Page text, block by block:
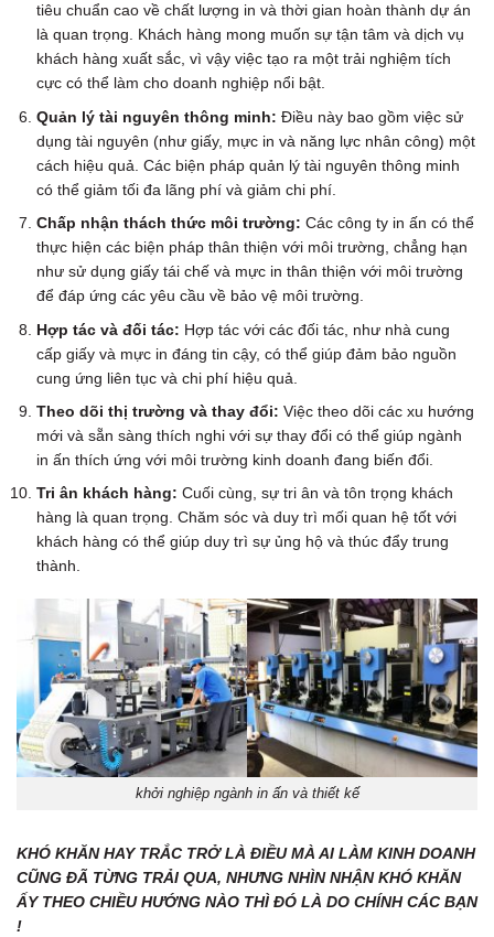
tiêu chuẩn cao về chất lượng in và thời gian hoàn thành dự án
là quan trọng. Khách hàng mong muốn sự tận tâm và dịch vụ
khách hàng xuất sắc, vì vậy việc tạo ra một trải nghiệm tích
cực có thể làm cho doanh nghiệp nổi bật.
Quản lý tài nguyên thông minh: Điều này bao gồm việc sử
dụng tài nguyên (như giấy, mực in và năng lực nhân công) một
cách hiệu quả. Các biện pháp quản lý tài nguyên thông minh
có thể giảm tối đa lãng phí và giảm chi phí.
Chấp nhận thách thức môi trường: Các công ty in ấn có thể
thực hiện các biện pháp thân thiện với môi trường, chẳng hạn
như sử dụng giấy tái chế và mực in thân thiện với môi trường
để đáp ứng các yêu cầu về bảo vệ môi trường.
Hợp tác và đối tác: Hợp tác với các đối tác, như nhà cung
cấp giấy và mực in đáng tin cậy, có thể giúp đảm bảo nguồn
cung ứng liên tục và chi phí hiệu quả.
Theo dõi thị trường và thay đổi: Việc theo dõi các xu hướng
mới và sẵn sàng thích nghi với sự thay đổi có thể giúp ngành
in ấn thích ứng với môi trường kinh doanh đang biến đổi.
Tri ân khách hàng: Cuối cùng, sự tri ân và tôn trọng khách
hàng là quan trọng. Chăm sóc và duy trì mối quan hệ tốt với
khách hàng có thể giúp duy trì sự ủng hộ và thúc đẩy trung
thành.
khởi nghiệp ngành in ấn và thiết kế
KHÓ KHĂN HAY TRẮC TRỞ LÀ ĐIỀU MÀ AI LÀM KINH DOANH
CŨNG ĐÃ TỪNG TRẢI QUA, NHƯNG NHÌN NHẬN KHÓ KHĂN
ẤY THEO CHIỀU HƯỚNG NÀO THÌ ĐÓ LÀ DO CHÍNH CÁC BẠN
!